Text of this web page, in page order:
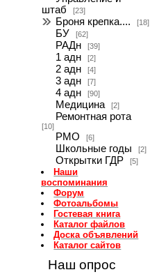
штаб
[23]
Броня крепка.... [18]
БУ [62]
РАДн [39]
1 адн [2]
2 адн [4]
3 адн [7]
4 адн [90]
Медицина [2]
Ремонтная рота
[10]
РМО [6]
Школьные годы [2]
Открытки ГДР [5]
Наши
воспоминания
Форум
Фотоальбомы
Гостевая книга
Каталог файлов
Доска объявлений
Каталог сайтов
Наш опрос